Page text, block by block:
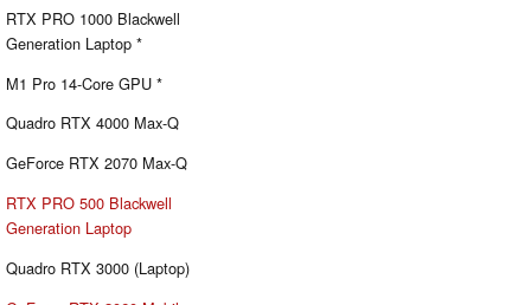
RTX PRO 1000 Blackwell
Generation Laptop *
M1 Pro 14-Core GPU *
Quadro RTX 4000 Max-Q
GeForce RTX 2070 Max-Q
RTX PRO 500 Blackwell
Generation Laptop
Quadro RTX 3000 (Laptop)